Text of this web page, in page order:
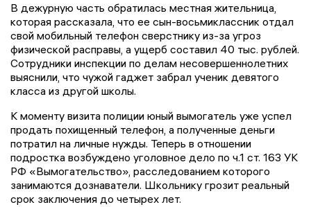
В дежурную часть обратилась местная жительница,
которая рассказала, что ее сын-восьмиклассник отдал
свой мобильный телефон сверстнику из-за угроз
физической расправы, а ущерб составил 40 тыс. рублей.
Сотрудники инспекции по делам несовершеннолетних
выяснили, что чужой гаджет забрал ученик девятого
класса из другой школы.
К моменту визита полиции юный вымогатель уже успел
продать похищенный телефон, а полученные деньги
потратил на личные нужды. Теперь в отношении
подростка возбуждено уголовное дело по ч.1 ст. 163 УК
РФ «Вымогательство», расследованием которого
занимаются дознаватели. Школьнику грозит реальный
срок заключения до четырех лет.